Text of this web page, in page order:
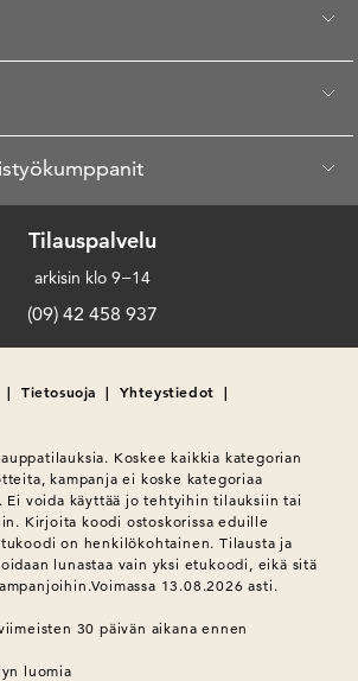
Tilauspalvelu
arkisin klo 9−14
(09) 42 458 937
| Tietosuoja | Yhteystiedot |
Koskee kaikkia kategorian
kampanja ei koske kategoriaa
Ei voida käyttää jo tehtyihin tilauksiin tai
Kirjoita koodi ostoskorissa eduille
on henkilökohtainen. Tilausta ja
lunastaa vain yksi etukoodi, eikä sitä
13.08.2026 asti.
30 päivän aikana ennen
luomia